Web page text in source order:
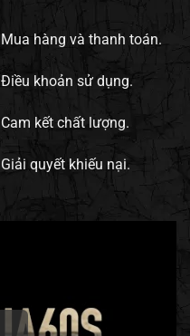
Mua hàng và thanh toán.
Điều khoản sử dụng.
Cam kết chất lượng.
Giải quyết khiếu nại.